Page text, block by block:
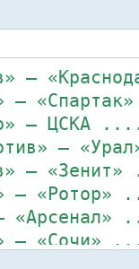
–
–
–
–
–
–
–